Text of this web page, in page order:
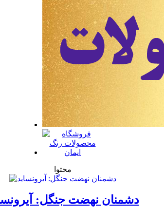
محتوا
دشمنان نهضت جنگل: